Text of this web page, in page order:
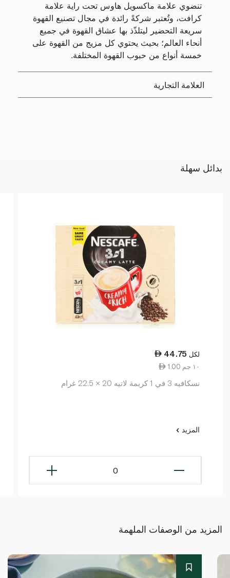
تنضوي علامة ماكسويل هاوس تحت راية علامة
كرافت، وتُعتبر شركةً رائدة في مجال تصنيع القهوة
سريعة التحضير ليتلذّذ بها عشاق القهوة في جميع
أنحاء العالم؛ بحيث يحتوي كل مزيج من القهوة على
خمسة أنواع من حبوب القهوة المختلفة.
العلامة التجارية
بدائل سهلة
44.75 لكل
1.00 ١٠ جم
نسكافيه 3 في 1 كريمة لاتيه 20 × 22.5 غرام
المزيد
0
المزيد من الوصفات الملهمة